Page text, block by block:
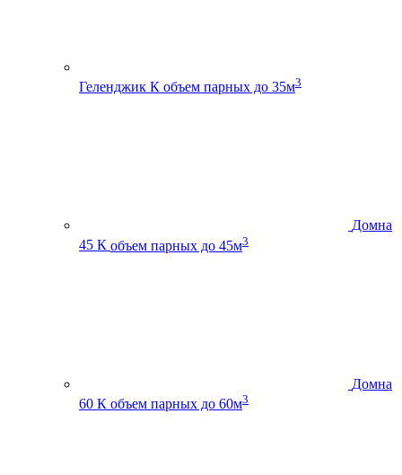
Геленджик К объем парных до 35м3
Домна
45 К объем парных до 45м3
Домна
60 К объем парных до 60м3